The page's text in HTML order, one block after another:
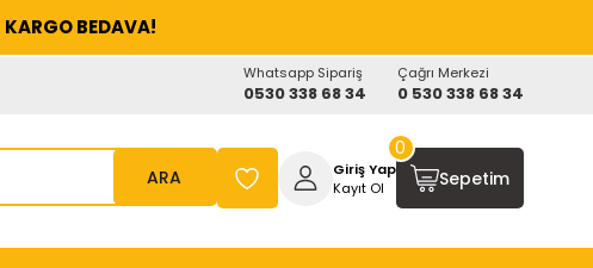
KARGO BEDAVA!
Whatsapp Sipariş
0530 338 68 34
Çağrı Merkezi
0 530 338 68 34
ARA
Giriş Yap
Kayıt Ol
Sepetim
0